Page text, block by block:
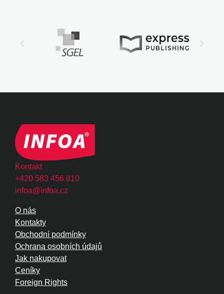
Kontakt
+420 583 456 810
infoa@infoa.cz
O nás
Kontakty
Obchodní podmínky
Ochrana osobních údajů
Jak nakupovat
Ceníky
Foreign Rights